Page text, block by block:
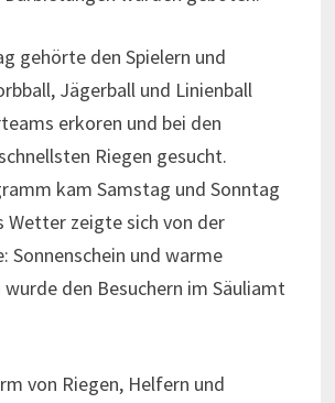
gehörte den Spielern und
Jägerball und Linienball
erkoren und bei den
Riegen gesucht.
kam Samstag und Sonntag
Wetter zeigte sich von der
Sonnenschein und warme
den Besuchern im Säuliamt
von Riegen, Helfern und